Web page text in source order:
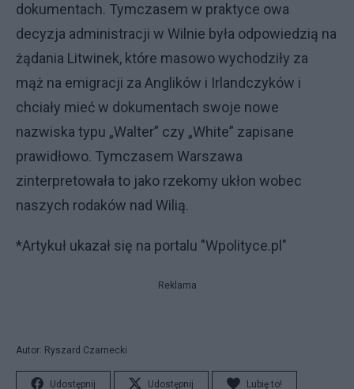
dokumentach. Tymczasem w praktyce owa
decyzja administracji w Wilnie była odpowiedzią na
żądania Litwinek, które masowo wychodziły za
mąż na emigracji za Anglików i Irlandczyków i
chciały mieć w dokumentach swoje nowe
nazwiska typu „Walter” czy „White” zapisane
prawidłowo. Tymczasem Warszawa
zinterpretowała to jako rzekomy ukłon wobec
naszych rodaków nad Wilią.
*Artykuł ukazał się na portalu "Wpolityce.pl"
Reklama
Autor: Ryszard Czarnecki
Udostępnij Udostępnij Lubię to!